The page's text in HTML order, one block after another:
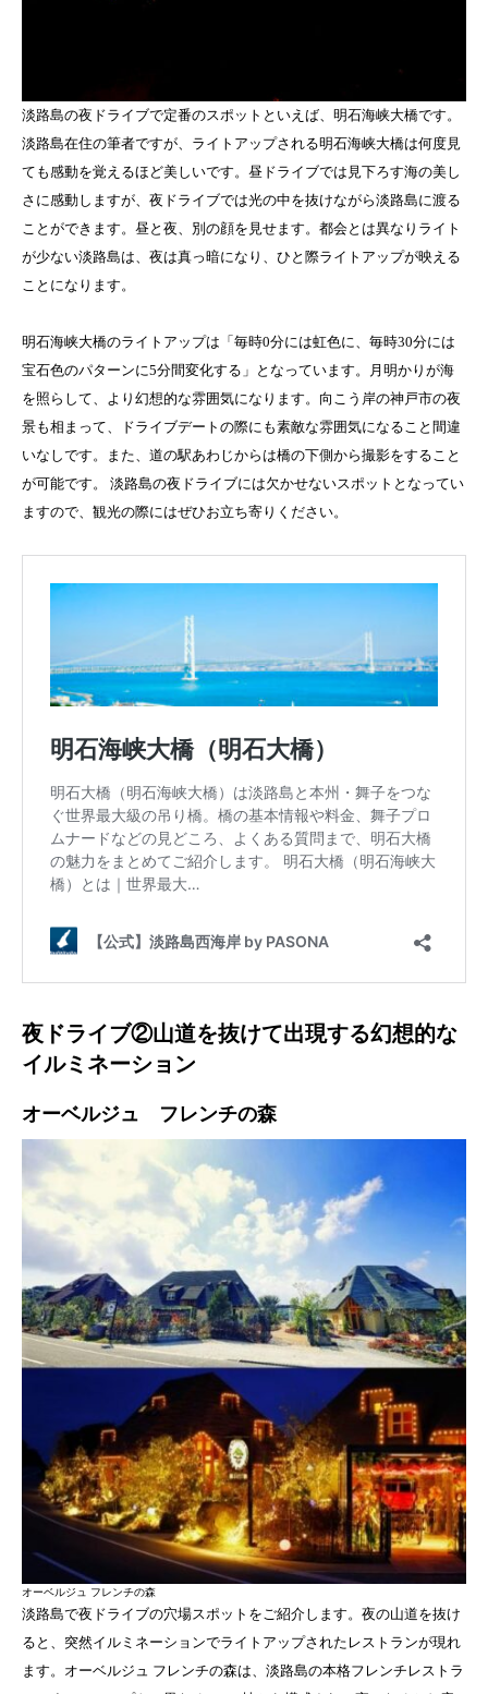
淡路島の夜ドライブで定番のスポットといえば、明石海峡大橋です。
淡路島在住の筆者ですが、ライトアップされる明石海峡大橋は何度見
ても感動を覚えるほど美しいです。昼ドライブでは見下ろす海の美し
さに感動しますが、夜ドライブでは光の中を抜けながら淡路島に渡る
ことができます。昼と夜、別の顔を見せます。都会とは異なりライト
が少ない淡路島は、夜は真っ暗になり、ひと際ライトアップが映える
ことになります。
明石海峡大橋のライトアップは「毎時0分には虹色に、毎時30分には
宝石色のパターンに5分間変化する」となっています。月明かりが海
を照らして、より幻想的な雰囲気になります。向こう岸の神戸市の夜
景も相まって、ドライブデートの際にも素敵な雰囲気になること間違
いなしです。また、道の駅あわじからは橋の下側から撮影をすること
が可能です。 淡路島の夜ドライブには欠かせないスポットとなってい
ますので、観光の際にはぜひお立ち寄りください。
夜ドライブ②山道を抜けて出現する幻想的な
イルミネーション
オーベルジュ フレンチの森
オーベルジュ フレンチの森
淡路島で夜ドライブの穴場スポットをご紹介します。夜の山道を抜け
ると、突然イルミネーションでライトアップされたレストランが現れ
ます。オーベルジュ フレンチの森は、淡路島の本格フレンチレストラ